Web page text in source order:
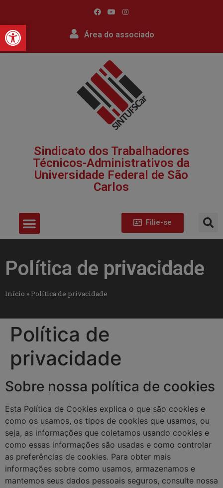
Barra de Ferramentas
Área do associado
Sindicato dos Trabalhadores
Técnicos-Administrativos da
Universidade Federal de São
Carlos​
Filie-se
Política de privacidade
Início »Política de privacidade
Política de
privacidade
Sobre nossa política de cookies
Esta Política de Cookies explica o que são cookies e
como os usamos, os tipos de cookies que usamos, ou
seja, as informações que coletamos usando cookies e
como essas informações são usadas e como controlar
as preferências de cookies. Para obter mais
informações sobre como usamos, armazenamos e
mantemos seus dados pessoais seguros, consulte nossa